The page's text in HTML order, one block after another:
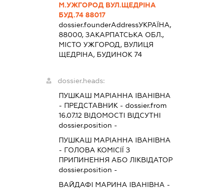
М.УЖГОРОД ВУЛ.ЩЕДРІНА
БУД.74 88017
dossier.founderAddressУКРАЇНА,
88000, ЗАКАРПАТСЬКА ОБЛ.,
МІСТО УЖГОРОД, ВУЛИЦЯ
ЩЕДРІНА, БУДИНОК 74
dossier.heads:
ПУШКАШ МАРІАННА ІВАНІВНА
- ПРЕДСТАВНИК - dossier.from
16.07.12 ВІДОМОСТІ ВІДСУТНІ
dossier.position -
ПУШКАШ МАРІАННА ІВАНІВНА
- ГОЛОВА КОМІСІЇ З
ПРИПИНЕННЯ АБО ЛІКВІДАТОР
dossier.position -
ВАЙДАФІ МАРИНА ІВАНІВНА -